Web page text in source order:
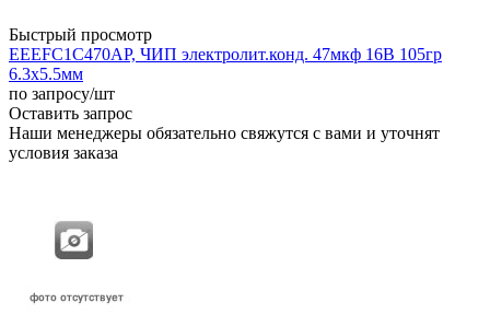
Быстрый просмотр
EEEFC1C470AP, ЧИП электролит.конд. 47мкф 16В 105гр
6.3x5.5мм
по запросу/шт
Оставить запрос
Наши менеджеры обязательно свяжутся с вами и уточнят
условия заказа